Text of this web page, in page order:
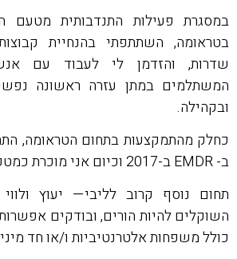
במסגרת פעילות התנדבותית מטעם
בטראומה, השתתפתי בהנחיית
שדרות, והזדמן לי לעבוד עם
המשתלמים במתן עזרה ראשונה
ובקהילה.
כחלק מהתמקצעות בתחום הטראומה,
ב- EMDR ב-2017 וכיום אני מוכרת כמטפלת EMDR.
תחום נוסף קרוב לליבי— יעוץ
השוקלים להיות הורים, ובודקים
כולל משפחות אלטרנטיביות ו/או חד